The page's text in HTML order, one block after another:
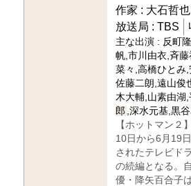
作家 : 大石哲也
放送局 : TBS
主な出演 : 反町
帆,市川由衣,斉
菜々,高橋ひとみ
佐藤二朗,遠山俊
木大輔,山素由湖
郎 ,深水元基,黒
【ホットマン２
10日から6月19
されたテレビド
の続編となる。
優・降矢百合子